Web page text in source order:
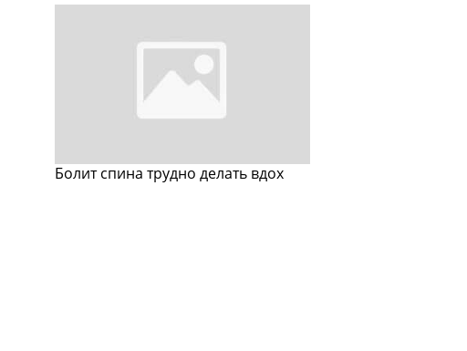
Болит спина трудно делать вдох